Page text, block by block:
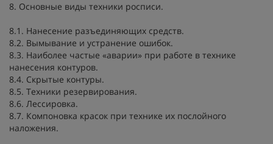
8. Основные виды техники росписи.
8.1. Нанесение разъединяющих средств.
8.2. Вымывание и устранение ошибок.
8.3. Наиболее частые «аварии» при работе в технике
нанесения контуров.
8.4. Скрытые контуры.
8.5. Техники резервирования.
8.6. Лессировка.
8.7. Компоновка красок при технике их послойного
наложения.